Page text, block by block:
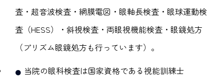
査・超音波検査・網膜電図・眼軸長検査・眼球運動検
査（HESS）・斜視検査・両眼視機能検査・眼鏡処方
（プリズム眼鏡処方も行っています）。
当院の眼科検査は国家資格である視能訓練士